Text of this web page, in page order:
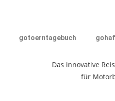
gotoerntagebuch
Das innovative
für